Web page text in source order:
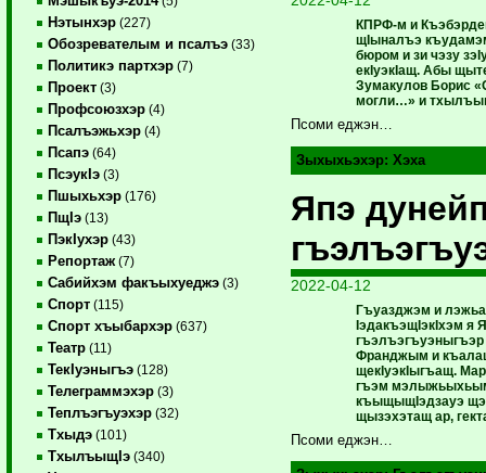
Нэтынхэр (227)
Обозревателым и псалъэ (33)
Политикэ партхэр (7)
Проект (3)
Профсоюзхэр (4)
Псалъэжьхэр (4)
Псапэ (64)
ПсэукIэ (3)
Пшыхьхэр (176)
ПщIэ (13)
ПэкIухэр (43)
Репортаж (7)
Сабийхэм факъыхуеджэ (3)
Спорт (115)
Спорт хъыбархэр (637)
Театр (11)
ТекIуэныгъэ (128)
Телеграммэхэр (3)
Теплъэгъуэхэр (32)
Тхыдэ (101)
ТхылъыщIэ (340)
КПРФ-м и
щIыналъэ
бюром и зи чэзу
екIуэкIащ. Абы
Зумакулов Борис
могли…» и
Псоми еджэн…
Зыхыхьэхэр:Хэха
Япэ
2022-04-12
Гъуазджэм и
IэдакъэщIэкIхэм я
гъэлъэгъуэныгъэр
Франджым и
щекIуэкIыгъащ.
гъэм
къыщыщIэдзауэ
щызэхэтащ ар,
Псоми еджэн…